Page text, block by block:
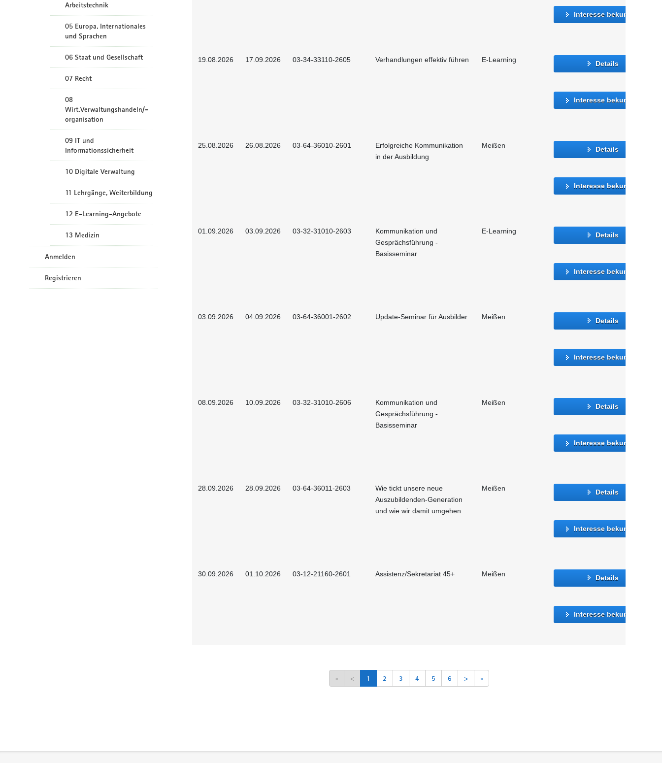
Arbeitstechnik
05 Europa, Internationales
und Sprachen
06 Staat und Gesellschaft
07 Recht
08
Wirt.Verwaltungshandeln/-
organisation
09 IT und
Informationssicherheit
10 Digitale Verwaltung
11 Lehrgänge, Weiterbildung
12 E-Learning-Angebote
13 Medizin
Anmelden
Registrieren
Interesse bekunden
19.08.2026 17.09.2026 03-34-33110-2605 Verhandlungen effektiv führen E-Learning Details
Interesse bekunden
25.08.2026 26.08.2026 03-64-36010-2601
Erfolgreiche Kommunikation
in der Ausbildung
Meißen Details
Interesse bekunden
01.09.2026 03.09.2026 03-32-31010-2603
Kommunikation und
Gesprächsführung -
Basisseminar
E-Learning Details
Interesse bekunden
03.09.2026 04.09.2026 03-64-36001-2602 Update-Seminar für Ausbilder Meißen Details
Interesse bekunden
08.09.2026 10.09.2026 03-32-31010-2606
Kommunikation und
Gesprächsführung -
Basisseminar
Meißen Details
Interesse bekunden
28.09.2026 28.09.2026 03-64-36011-2603
Wie tickt unsere neue
Auszubildenden-Generation
und wie wir damit umgehen
Meißen Details
Interesse bekunden
30.09.2026 01.10.2026 03-12-21160-2601 Assistenz/Sekretariat 45+ Meißen Details
Interesse bekunden
« < 1 2 3 4 5 6 > »